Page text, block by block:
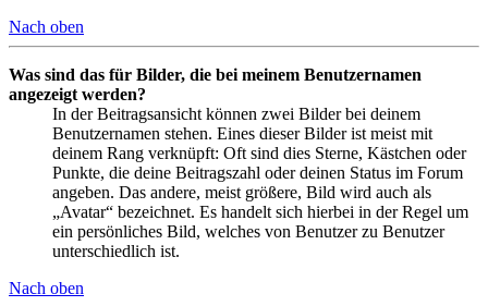
Nach oben
Was sind das für Bilder, die bei meinem Benutzernamen
angezeigt werden?
In der Beitragsansicht können zwei Bilder bei deinem
Benutzernamen stehen. Eines dieser Bilder ist meist mit
deinem Rang verknüpft: Oft sind dies Sterne, Kästchen oder
Punkte, die deine Beitragszahl oder deinen Status im Forum
angeben. Das andere, meist größere, Bild wird auch als
„Avatar“ bezeichnet. Es handelt sich hierbei in der Regel um
ein persönliches Bild, welches von Benutzer zu Benutzer
unterschiedlich ist.
Nach oben